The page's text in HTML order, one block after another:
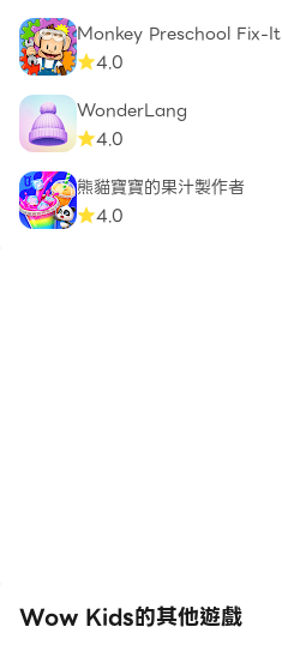
Monkey Preschool Fix-It
4.0
WonderLang
4.0
熊貓寶寶的果汁製作者
4.0
Wow Kids的其他遊戲